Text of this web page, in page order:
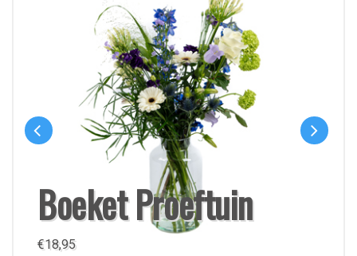
Boeket Proeftuin
€18,95